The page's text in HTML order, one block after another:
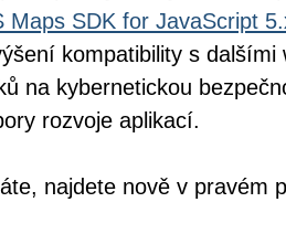
Maps SDK for JavaScript
kompatibility s dalšími
na kybernetickou
rozvoje aplikací.
najdete nově v pravém